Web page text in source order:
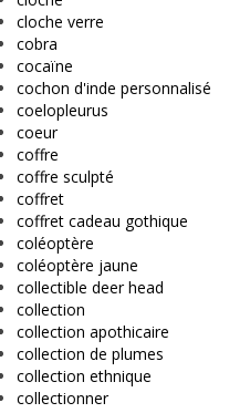
cloche verre
cobra
cocaïne
cochon d'inde personnalisé
coelopleurus
coeur
coffre
coffre sculpté
coffret
coffret cadeau gothique
coléoptère
coléoptère jaune
collectible deer head
collection
collection apothicaire
collection de plumes
collection ethnique
collectionner